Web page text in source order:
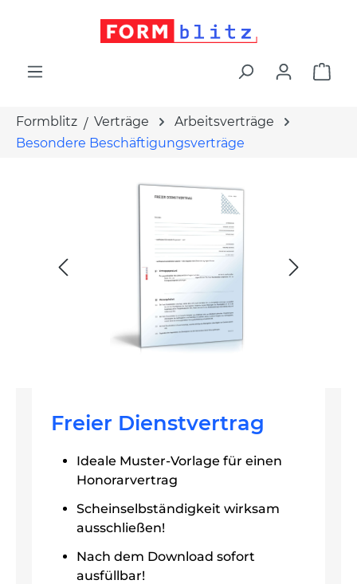
Formblitz Verträge
Arbeitsverträge
Besondere Beschäftigungsverträge
Freier Dienstvertrag
Ideale Muster-Vorlage für einen
Honorarvertrag
Scheinselbständigkeit wirksam
ausschließen!
Nach dem Download sofort
ausfüllbar!